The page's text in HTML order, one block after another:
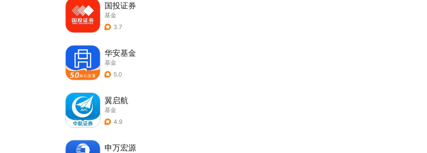
国投证券
基金
3.7
华安基金
基金
5.0
翼启航
基金
4.9
申万宏源